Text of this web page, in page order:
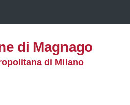
di Magnago
di Milano